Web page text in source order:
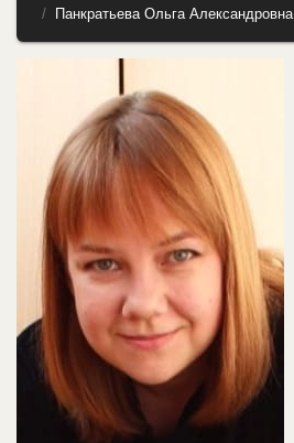
Панкратьева Ольга Александровна